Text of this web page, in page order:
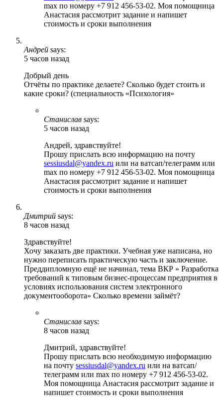
max по номеру +7 912 456-53-02. Моя помощница
Анастасия рассмотрит задание и напишет
стоимость и сроки выполнения
Андрей says:
5 часов назад
Добрый день
Отчёты по практике делаете? Сколько будет стоить и
какие сроки? (специальность «Психология»
Станислав says:
5 часов назад
Андрей, здравствуйте!
Прошу прислать всю информацию на почту
sessiusdal@yandex.ru или на ватсап/телеграмм или
max по номеру +7 912 456-53-02. Моя помощница
Анастасия рассмотрит задание и напишет
стоимость и сроки выполнения
Дмитрий says:
8 часов назад
Здравствуйте!
Хочу заказать две практики. Учебная уже написана, но
нужно переписать практическую часть и заключение.
Преддипломную ещё не начинал, тема ВКР » Разработка
требований к типовым бизнес-процессам предприятия в
условиях использования систем электронного
документооборота» Сколько времени займёт?
Станислав says:
8 часов назад
Дмитрий, здравствуйте!
Прошу прислать всю необходимую информацию
на почту sessiusdal@yandex.ru или на ватсап/
телеграмм или max по номеру +7 912 456-53-02.
Моя помощница Анастасия рассмотрит задание и
напишет стоимость и сроки выполнения